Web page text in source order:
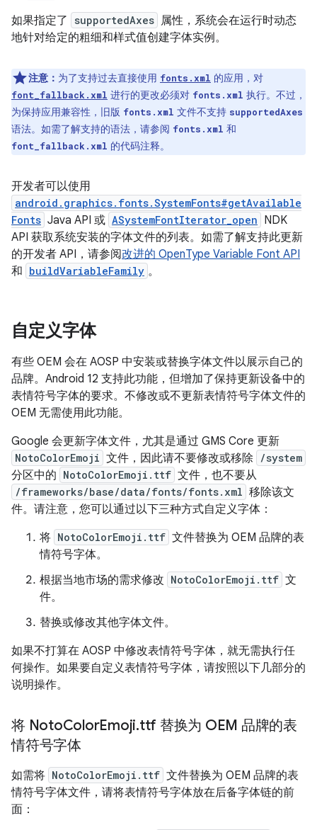
如果指定了
supportedAxes 属性，系统会在运行时动态
地针对给定的粗细和样式值创建字体实例。
注意： 为了支持过去直接使用 fonts.xml 的应用，对
font_fallback.xml 进行的更改必须对 fonts.xml 执行。不过，
为保持应用兼容性，旧版 fonts.xml 文件不支持 supportedAxes
语法。如需了解支持的语法，请参阅 fonts.xml 和
font_fallback.xml 的代码注释。
开发者可以使用
android.graphics.fonts.SystemFonts#getAvailable
Fonts Java API 或 ASystemFontIterator_open NDK
API 获取系统安装的字体文件的列表。如需了解支持此更新
的开发者 API，请参阅改进的 OpenType Variable Font API
和 buildVariableFamily 。
自定义字体
有些 OEM 会在 AOSP 中安装或替换字体文件以展示自己的
品牌。Android 12 支持此功能，但增加了保持更新设备中的
表情符号字体的要求。不修改或不更新表情符号字体文件的
OEM 无需使用此功能。
Google 会更新字体文件，尤其是通过 GMS Core 更新
NotoColorEmoji 文件，因此请不要修改或移除 /system
分区中的 NotoColorEmoji.ttf 文件，也不要从
/frameworks/base/data/fonts/fonts.xml 移除该文
件。请注意，您可以通过以下三种方式自定义字体：
将 NotoColorEmoji.ttf 文件替换为 OEM 品牌的表
情符号字体。
根据当地市场的需求修改 NotoColorEmoji.ttf 文
件。
替换或修改其他字体文件。
如果不打算在 AOSP 中修改表情符号字体，就无需执行任
何操作。如果要自定义表情符号字体，请按照以下几部分的
说明操作。
将 NotoColorEmoji.ttf 替换为 OEM 品牌的表
情符号字体
如需将 NotoColorEmoji.ttf 文件替换为 OEM 品牌的表
情符号字体文件，请将表情符号字体放在后备字体链的前
面：